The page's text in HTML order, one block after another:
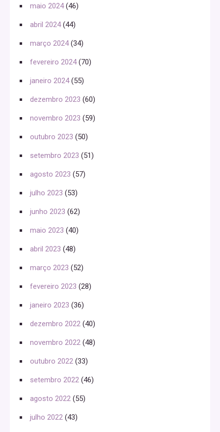
maio 2024(46)
abril 2024(44)
março 2024(34)
fevereiro 2024(70)
janeiro 2024(55)
dezembro 2023 (60)
novembro 2023 (59)
outubro 2023 (50)
setembro 2023 (51)
agosto 2023 (57)
julho 2023 (53)
junho 2023 (62)
maio 2023 (40)
abril 2023 (48)
março 2023 (52)
fevereiro 2023 (28)
janeiro 2023 (36)
dezembro 2022 (40)
novembro 2022 (48)
outubro 2022 (33)
setembro 2022 (46)
agosto 2022 (55)
julho 2022 (43)